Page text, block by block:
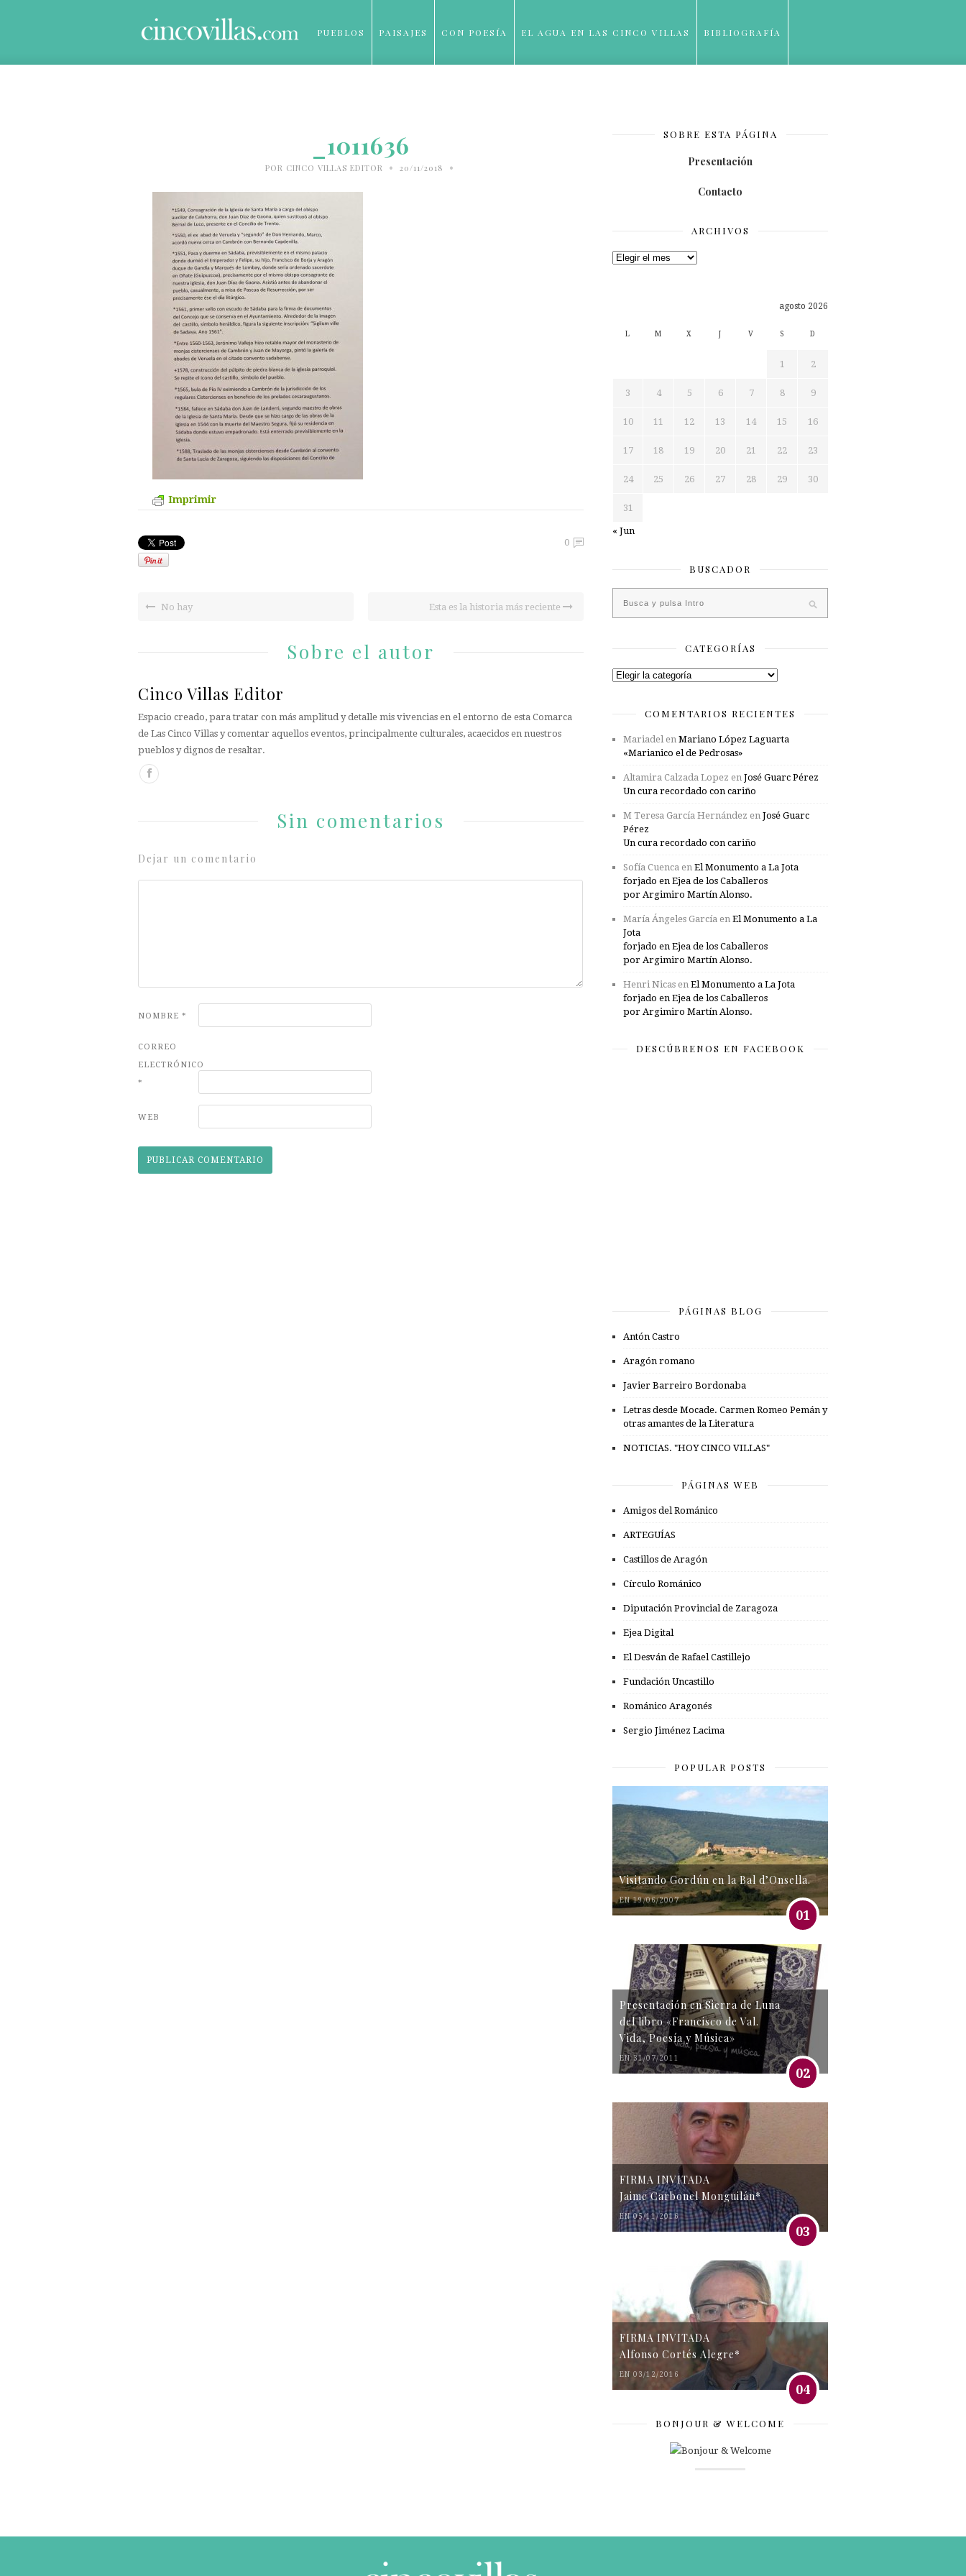
PUEBLOS PAISAJES CON POESÍA EL AGUA EN LAS CINCO VILLAS BIBLIOGRAFÍA
_1011636
POR CINCO VILLAS EDITOR • 20/11/2018 •
Imprimir
0
No hay Esta es la historia más reciente
Sobre el autor
Cinco Villas Editor
Espacio creado, para tratar con más amplitud y detalle mis vivencias en el entorno de esta Comarca
de Las Cinco Villas y comentar aquellos eventos, principalmente culturales, acaecidos en nuestros
pueblos y dignos de resaltar.
Sin comentarios
Dejar un comentario
NOMBRE *
CORREO
ELECTRÓNICO
*
WEB
SOBRE ESTA PÁGINA
Presentación
Contacto
ARCHIVOS
Archivos
agosto 2026
L M X J V S D
1 2
3 4 5 6 7 8 9
10 11 12 13 14 15 16
17 18 19 20 21 22 23
24 25 26 27 28 29 30
31
« Jun
BUSCADOR
CATEGORÍAS
Categorías
COMENTARIOS RECIENTES
Mariadelen Mariano López Laguarta
«Marianico el de Pedrosas»
Altamira Calzada Lopez en José Guarc Pérez
Un cura recordado con cariño
M Teresa García Hernández en José Guarc
Pérez
Un cura recordado con cariño
Sofía Cuenca en El Monumento a La Jota
forjado en Ejea de los Caballeros
por Argimiro Martín Alonso.
María Ángeles García en El Monumento a La
Jota
forjado en Ejea de los Caballeros
por Argimiro Martín Alonso.
Henri Nicas en El Monumento a La Jota
forjado en Ejea de los Caballeros
por Argimiro Martín Alonso.
DESCÚBRENOS EN FACEBOOK
PÁGINAS BLOG
Antón Castro
Aragón romano
Javier Barreiro Bordonaba
Letras desde Mocade. Carmen Romeo Pemán y
otras amantes de la Literatura
NOTICIAS. "HOY CINCO VILLAS"
PÁGINAS WEB
Amigos del Románico
ARTEGUÍAS
Castillos de Aragón
Círculo Románico
Diputación Provincial de Zaragoza
Ejea Digital
El Desván de Rafael Castillejo
Fundación Uncastillo
Románico Aragonés
Sergio Jiménez Lacima
POPULAR POSTS
Visitando Gordún en la Bal d’Onsella.
EN 19/06/2007
01
Presentación en Sierra de Luna
del libro «Francisco de Val.
Vida, Poesía y Música»
EN 31/07/2011
02
FIRMA INVITADA
Jaime Carbonel Monguilán*
EN 05/11/2016
03
FIRMA INVITADA
Alfonso Cortés Alegre*
EN 03/12/2016
04
BONJOUR & WELCOME